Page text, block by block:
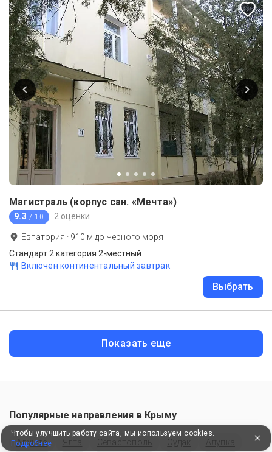
Магистраль (корпус сан. «Мечта»)
9.3 / 10 2 оценки
Евпатория · 910 м до Черного моря
Стандарт 2 категория 2-местный
Включен континентальный завтрак
Выбрать
Показать еще
Популярные направления в Крыму
Алушта Ялта Севастополь Судак Алупка
Чтобы улучшить работу сайта, мы используем cookies.
Подробнее